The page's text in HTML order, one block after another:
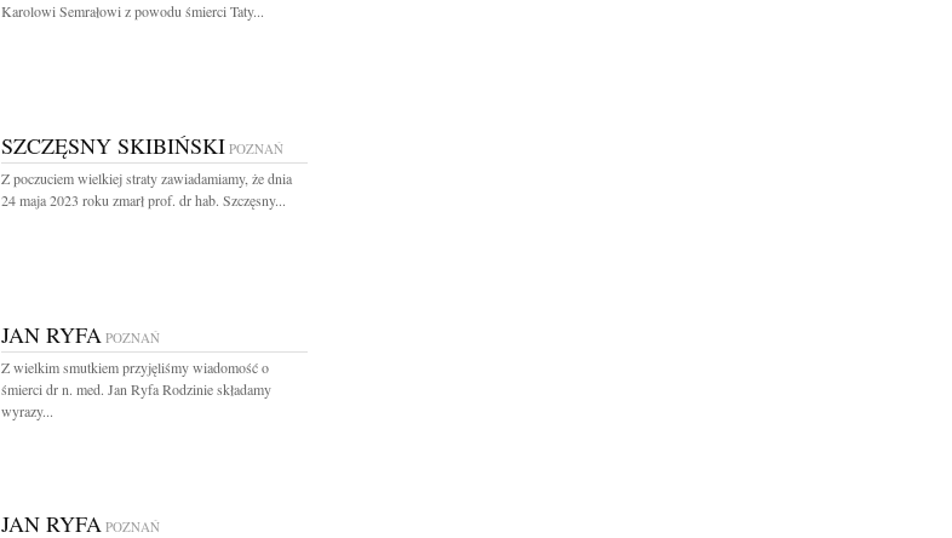
Karolowi Semrałowi z powodu śmierci Taty...
SZCZĘSNY SKIBIŃSKI POZNAŃ
Z poczuciem wielkiej straty zawiadamiamy, że dnia
24 maja 2023 roku zmarł prof. dr hab. Szczęsny...
JAN RYFA POZNAŃ
Z wielkim smutkiem przyjęliśmy wiadomość o
śmierci dr n. med. Jan Ryfa Rodzinie składamy
wyrazy...
JAN RYFA POZNAŃ